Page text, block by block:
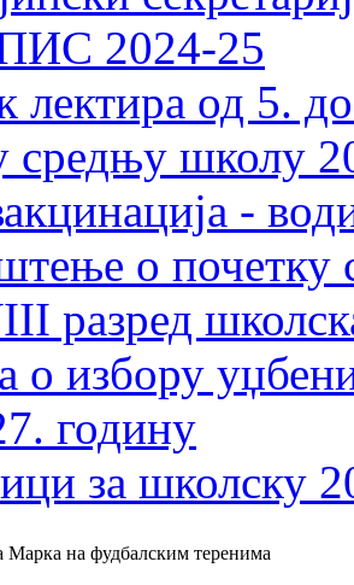
2024-25
лектира од 5.
средњу школу
-
о почетку
разред
о избору
годину
за школску
Марка на фудбалским теренима